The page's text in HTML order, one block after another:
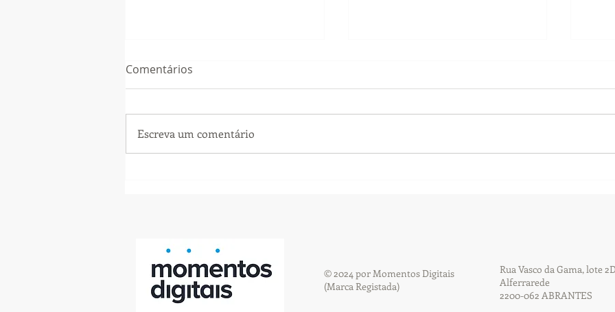
TIC, TAC...
A alegria descontraída!
Comentários
Escreva um comentário
© 2024 por Momentos Digitais
(Marca Registada)
Rua Vasco da Gama, lote
Alferrarede
2200-062 ABRANTES